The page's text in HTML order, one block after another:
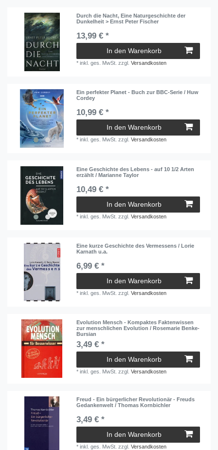
Durch die Nacht, Eine Naturgeschichte der
Dunkelheit > Ernst Peter Fischer
13,99 € *
In den Warenkorb
*inkl. ges. MwSt. zzgl.Versandkosten
Ein perfekter Planet - Buch zur BBC-Serie / Huw
Cordey
10,99 € *
In den Warenkorb
*inkl. ges. MwSt. zzgl.Versandkosten
Eine Geschichte des Lebens - auf 10 1/2 Arten
erzählt / Marianne Taylor
10,49 € *
In den Warenkorb
*inkl. ges. MwSt. zzgl.Versandkosten
Eine kurze Geschichte des Vermessens / Lorie
Karnath u.a.
6,99 € *
In den Warenkorb
*inkl. ges. MwSt. zzgl.Versandkosten
Evolution Mensch - Kompaktes Faktenwissen
zur menschlichen Evolution / Rosemarie Benke-
Bursian
3,49 € *
In den Warenkorb
*inkl. ges. MwSt. zzgl.Versandkosten
Freud - Ein bürgerlicher Revolutionär - Freuds
Gedankenwelt / Thomas Kornbichler
3,49 € *
In den Warenkorb
*inkl. ges. MwSt. zzgl.Versandkosten